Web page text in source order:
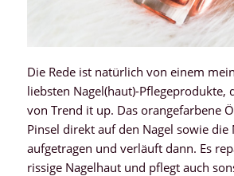
Die Rede ist natürlich von einem
liebsten Nagel(haut)-Pflegeprodukte,
von Trend it up. Das orangefarbene
Pinsel direkt auf den Nagel sowie die
aufgetragen und verläuft dann. Es
rissige Nagelhaut und pflegt auch